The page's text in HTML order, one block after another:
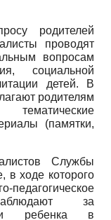
родителей
проводят
вопросам
социальной
детей. В
родителям
(памятки,
Службы
в ходе которого
за
и ребенка в